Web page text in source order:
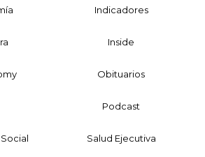
Indicadores
Inside
Obituarios
Podcast
Salud Ejecutiva